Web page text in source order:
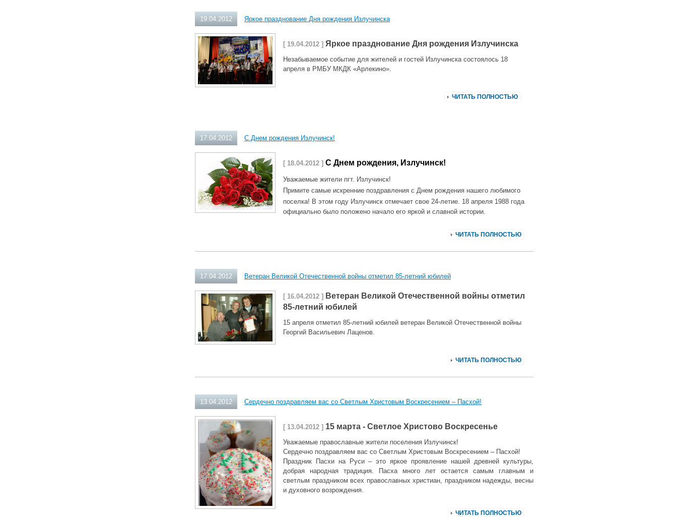
19.04.2012 Яркое празднование Дня рождения Излучинска
[ 19.04.2012 ] Яркое празднование Дня рождения Излучинска
Незабываемое событие для жителей и гостей Излучинска состоялось 18
апреля в РМБУ МКДК «Арлекино».
ЧИТАТЬ ПОЛНОСТЬЮ
17.04.2012 С Днем рождения Излучинск!
[ 18.04.2012 ] С Днем рождения, Излучинск!
Уважаемые жители пгт. Излучинск!
Примите самые искренние поздравления с Днем рождения нашего любимого
поселка! В этом году Излучинск отмечает свое 24-летие. 18 апреля 1988 года
официально было положено начало его яркой и славной истории.
ЧИТАТЬ ПОЛНОСТЬЮ
17.04.2012 Ветеран Великой Отечественной войны отметил 85-летний юбилей
[ 16.04.2012 ] Ветеран Великой Отечественной войны отметил
85-летний юбилей
15 апреля отметил 85-летний юбилей ветеран Великой Отечественной войны
Георгий Васильевич Лаценов.
ЧИТАТЬ ПОЛНОСТЬЮ
13.04.2012 Сердечно поздравляем вас со Светлым Христовым Воскресением – Пасхой!
[ 13.04.2012 ] 15 марта - Светлое Христово Воскресенье
Уважаемые православные жители поселения Излучинск!
Сердечно поздравляем вас со Светлым Христовым Воскресением – Пасхой!
Праздник Пасхи на Руси – это яркое проявление нашей древней культуры,
добрая народная традиция. Пасха много лет остается самым главным и
светлым праздником всех православных христиан, праздником надежды, весны
и духовного возрождения.
ЧИТАТЬ ПОЛНОСТЬЮ